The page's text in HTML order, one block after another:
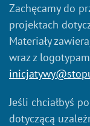
Zachęcamy do
projektach
Materiały
wraz z
Jeśli chciałbyś
dotyczącą